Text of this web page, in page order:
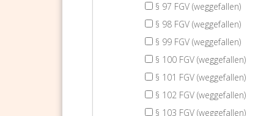
§ 97 FGV (weggefallen)
§ 98 FGV (weggefallen)
§ 99 FGV (weggefallen)
§ 100 FGV (weggefallen)
§ 101 FGV (weggefallen)
§ 102 FGV (weggefallen)
§ 103 FGV (weggefallen)